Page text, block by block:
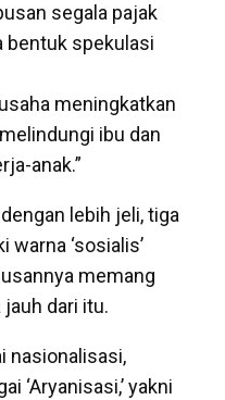
segala pajak
bentuk spekulasi
meningkatkan
ibu dan
anak.”
lebih jeli, tiga
‘sosialis’
memang
jauh dari itu.
nasionalisasi,
‘Aryanisasi,’ yakni